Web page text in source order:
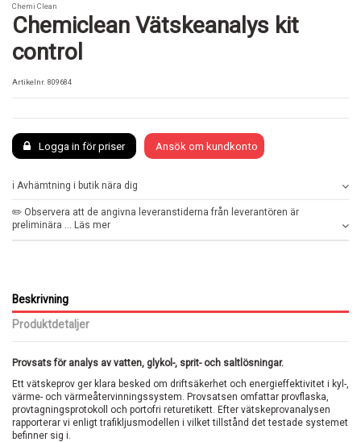
Chemi Clean
Chemiclean Vätskeanalys kit
control
Artikelnr. 809684
Logga in för priser Ansök om kundkonto
ℹ️ Avhämtning i butik nära dig
✏️ Observera att de angivna leveranstiderna från leverantören är
preliminära ... Läs mer
Beskrivning
Produktdetaljer
Provsats för analys av vatten, glykol-, sprit- och saltlösningar.
Ett vätskeprov ger klara besked om driftsäkerhet och energieffektivitet i kyl-,
värme- och värmeåtervinningssystem. Provsatsen omfattar provflaska,
provtagningsprotokoll och portofri returetikett. Efter vätskeprovanalysen
rapporterar vi enligt trafikljusmodellen i vilket tillstånd det testade systemet
befinner sig i.